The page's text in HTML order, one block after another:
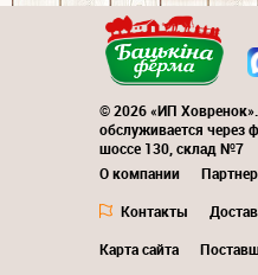
© 2026 «ИП
обслуживается через
шоссе 130, склад №7
О компании
Контакты
Карта сайта